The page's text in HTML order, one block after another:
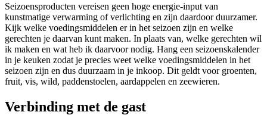
Seizoensproducten vereisen geen hoge energie-input van
kunstmatige verwarming of verlichting en zijn daardoor duurzamer.
Kijk welke voedingsmiddelen er in het seizoen zijn en welke
gerechten je daarvan kunt maken. In plaats van, welke gerechten wil
ik maken en wat heb ik daarvoor nodig. Hang een seizoenskalender
in je keuken zodat je precies weet welke voedingsmiddelen in het
seizoen zijn en dus duurzaam in je inkoop. Dit geldt voor groenten,
fruit, vis, wild, paddenstoelen, aardappelen en zeewieren.
Verbinding met de gast